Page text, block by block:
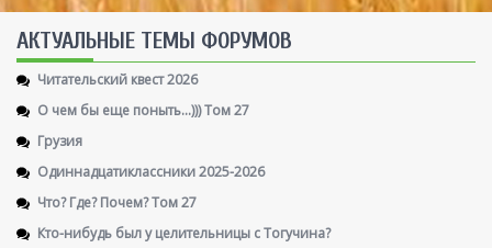
AКТУАЛЬНЫЕ ТЕМЫ ФОРУМОВ
Читательский квест 2026
О чем бы еще поныть...))) Том 27
Грузия
Одиннадцатиклассники 2025-2026
Что? Где? Почем? Том 27
Кто-нибудь был у целительницы с Тогучина?